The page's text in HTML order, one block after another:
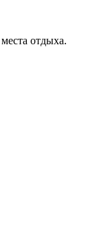
отдыха.